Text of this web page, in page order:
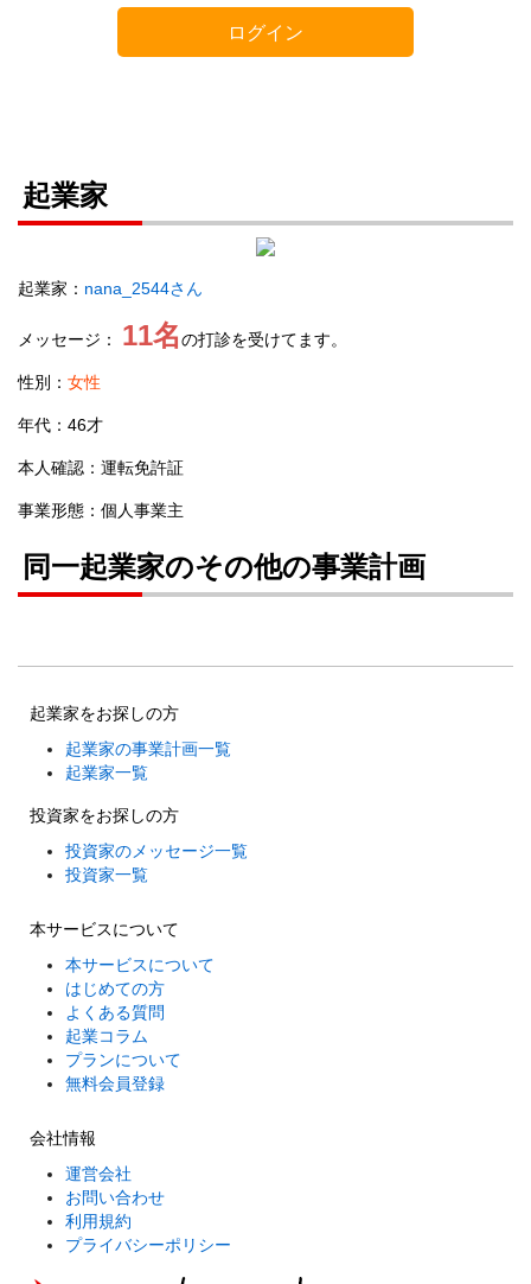
ログイン
起業家
起業家： nana_2544さん
メッセージ： 11名 の打診を受けてます。
性別： 女性
年代：46才
本人確認：運転免許証
事業形態：個人事業主
同一起業家のその他の事業計画
起業家をお探しの方
起業家の事業計画一覧
起業家一覧
投資家をお探しの方
投資家のメッセージ一覧
投資家一覧
本サービスについて
本サービスについて
はじめての方
よくある質問
起業コラム
プランについて
無料会員登録
会社情報
運営会社
お問い合わせ
利用規約
プライバシーポリシー